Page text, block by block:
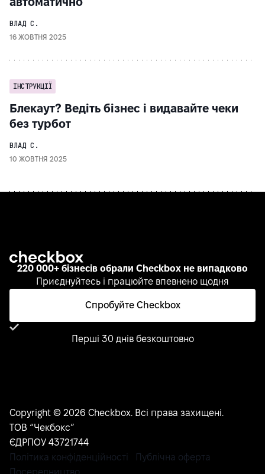
ВЛАД С.
16 ЖОВТНЯ 2025
ІНСТРУКЦІЇ
Блекаут? Ведіть бізнес і видавайте чеки
без турбот
ВЛАД С.
10 ЖОВТНЯ 2025
220 000+ бізнесів обрали Checkbox не випадково
Приєднуйтесь і працюйте впевнено щодня
Спробуйте Checkbox
Перші 30 днів безкоштовно
Copyright © 2026 Checkbox. Всі права захищені.
ТОВ “Чекбокс”
ЄДРПОУ 43721744
Політика конфіденційності
Публічна оферта